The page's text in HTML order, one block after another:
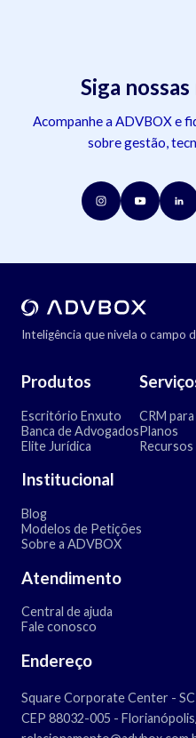
Siga
Acompanhe a ADVBOX e
sobre gestão,
Inteligência que nivela o campo
Produtos
Escritório Enxuto
Banca de Advogados
Elite Jurídica
CRM
Planos
Recursos
Institucional
Blog
Modelos de Petições
Sobre a ADVBOX
Atendimento
Central de ajuda
Fale conosco
Endereço
Square Corporate Center - SC
CEP 88032-005 -